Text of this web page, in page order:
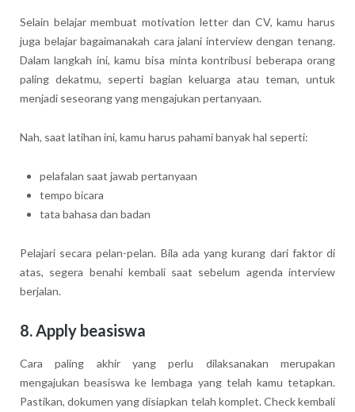
Selain belajar membuat motivation letter dan CV, kamu harus
juga belajar bagaimanakah cara jalani interview dengan tenang.
Dalam langkah ini, kamu bisa minta kontribusi beberapa orang
paling dekatmu, seperti bagian keluarga atau teman, untuk
menjadi seseorang yang mengajukan pertanyaan.
Nah, saat latihan ini, kamu harus pahami banyak hal seperti:
pelafalan saat jawab pertanyaan
tempo bicara
tata bahasa dan badan
Pelajari secara pelan-pelan. Bila ada yang kurang dari faktor di
atas, segera benahi kembali saat sebelum agenda interview
berjalan.
8. Apply beasiswa
Cara paling akhir yang perlu dilaksanakan merupakan
mengajukan beasiswa ke lembaga yang telah kamu tetapkan.
Pastikan, dokumen yang disiapkan telah komplet. Check kembali